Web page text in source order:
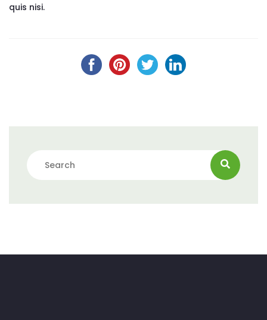
quis nisi.